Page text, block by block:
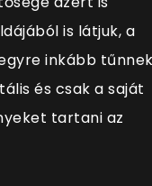
is látjuk, a
inkább
és csak a saját
tartani az